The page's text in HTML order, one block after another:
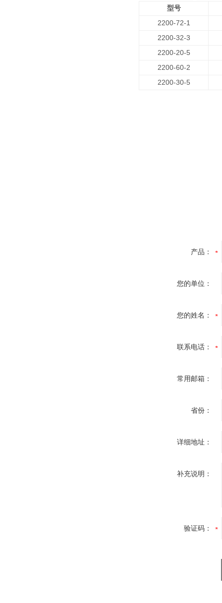
型号
2200-72-1
2200-32-3
2200-20-5
2200-60-2
2200-30-5
产品：
您的单位：
您的姓名：
联系电话：
常用邮箱：
省份：
详细地址：
补充说明：
验证码：